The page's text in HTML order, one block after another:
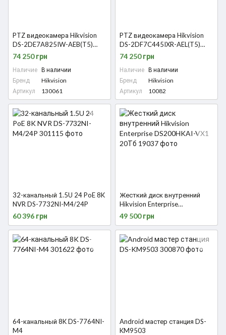
PTZ видеокамера Hikvision
DS-2DE7A825IW-AEB(T5)
8МП (5.9-147.5мм)
74 250 грн
Наличие В наличии
Бренд
Hikvision
Артикул
130061
PTZ видеокамера Hikvision
DS-2DF7C445IXR-AEL(T5)
4МП (5.9-265.5мм)
74 250 грн
Наличие В наличии
Бренд
Hikvision
Артикул
10082
32-канальный 1.5U 24 PoE 8K
NVR DS-7732NI-M4/24P
60 396 грн
Жесткий диск внутренний
Hikvision Enterprise
DS200HKAI-VX1 20Тб
49 500 грн
64-канальный 8K DS-7764NI-
M4
Android мастер станция DS-
KM9503